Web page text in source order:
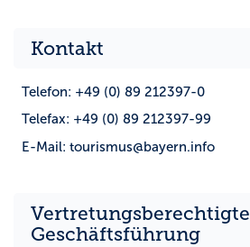
Kontakt
Telefon: +49 (0) 89 212397-0
Telefax: +49 (0) 89 212397-99
E-Mail: tourismus@bayern.info
Vertretungsberechtigte
Geschäftsführung